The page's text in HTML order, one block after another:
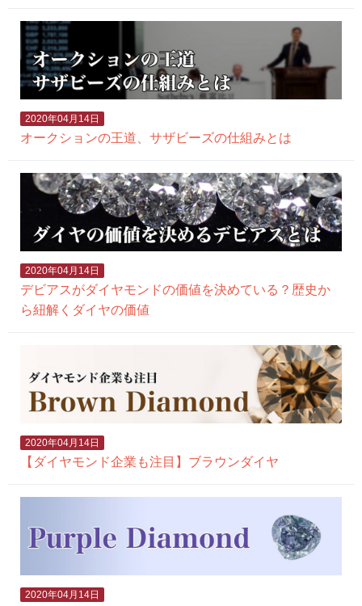
2020年04月14日
オークションの王道、サザビーズの仕組みとは
2020年04月14日
デビアスがダイヤモンドの価値を決めている？歴史か
ら紐解くダイヤの価値
2020年04月14日
【ダイヤモンド企業も注目】ブラウンダイヤ
2020年04月14日